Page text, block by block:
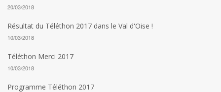
20/03/2018
Résultat du Téléthon 2017 dans le Val d'Oise !
10/03/2018
Téléthon Merci 2017
10/03/2018
Programme Téléthon 2017